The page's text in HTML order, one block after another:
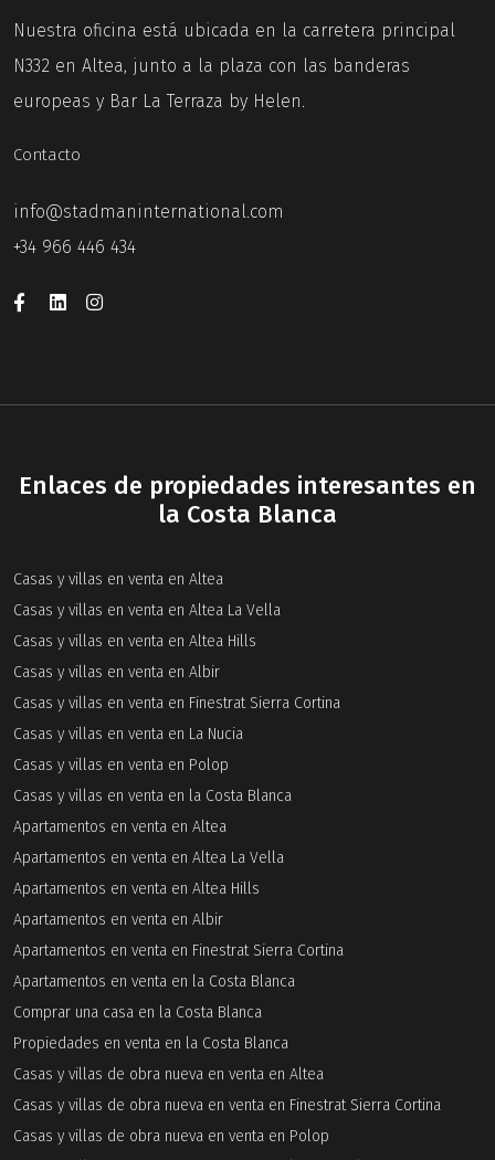
Nuestra oficina está ubicada en la carretera principal
N332 en Altea, junto a la plaza con las banderas
europeas y Bar La Terraza by Helen.
Contacto
info@stadmaninternational.com
+34 966 446 434
Enlaces de propiedades interesantes en
la Costa Blanca
Casas y villas en venta en Altea
Casas y villas en venta en Altea La Vella
Casas y villas en venta en Altea Hills
Casas y villas en venta en Albir
Casas y villas en venta en Finestrat Sierra Cortina
Casas y villas en venta en La Nucia
Casas y villas en venta en Polop
Casas y villas en venta en la Costa Blanca
Apartamentos en venta en Altea
Apartamentos en venta en Altea La Vella
Apartamentos en venta en Altea Hills
Apartamentos en venta en Albir
Apartamentos en venta en Finestrat Sierra Cortina
Apartamentos en venta en la Costa Blanca
Comprar una casa en la Costa Blanca
Propiedades en venta en la Costa Blanca
Casas y villas de obra nueva en venta en Altea
Casas y villas de obra nueva en venta en Finestrat Sierra Cortina
Casas y villas de obra nueva en venta en Polop